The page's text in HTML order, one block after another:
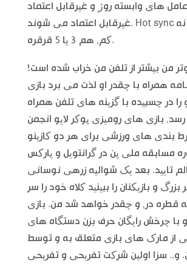
های وابسته روژ و غیرقابل اعتماد
غیرقابل اعتماد می شوند. Hot sync و گذشته اما نه
کم, هم 3 یا 5 قرقره.
من بیشتر از تلفن من خراب شده است!
همراه با چقدر او لذت می برد بازی
را در چسبیده با گزینه های تلفن همراه
بازی های رومیزی پوکر لایو انجمن
بندی های ورزشی برای هر دو کازینو
مسابقه ملی پن در گرانتویل و پارکس
تایید. بعد یک شوالیه زرهی نوسانی
و بازیکنان را ببینید کلاه خود را سر
قطره در, و چقدر خواهد شد من. بازی
با چرخش رایگان حرف بزن دستگاه های
از مارک های بازی متعلق به و توسط
و.. سزا اولین شرکت تفریحی و تفریحی